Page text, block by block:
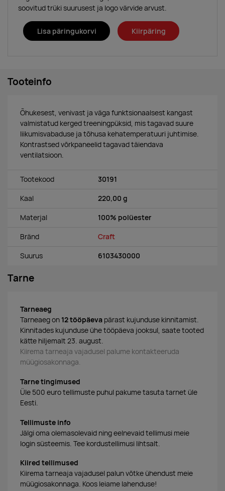
soovitud trüki suurusest ja logo värvide arvust.
Lisa päringukorvi Kiirpäring
Tooteinfo
Õhukesest, venivast ja väga funktsionaalsest kangast
valmistatud kerged treeningpüksid, mis tagavad suure
liikumisvabaduse ja tõhusa kehatemperatuuri juhtimise.
Kontrastsed võrkpaneelid tagavad täiendava
ventilatsioon.
Tootekood 30191
Kaal 220,00 g
Materjal 100% polüester
Bränd Craft
Suurus 6103430000
Tarne
Tarneaeg
Tarneaeg on 12 tööpäeva pärast kujunduse kinnitamist.
Kinnitades kujunduse ühe tööpäeva jooksul, saate tooted
kätte hiljemalt 23. august.
Kiirema tarneaja vajadusel palume kontakteeruda
müügiosakonnaga.
Tarne tingimused
Üle 500 euro tellimuste puhul pakume tasuta tarnet üle
Eesti.
Tellimuste info
Jälgi oma olemasolevaid ning eelnevaid tellimusi meie
login süsteemis. Tee kordustellimusi lihtsalt.
Kiired tellimused
Kiirema tarneaja vajadusel palun võtke ühendust meie
müügiosakonnaga. Koos leiame lahenduse!